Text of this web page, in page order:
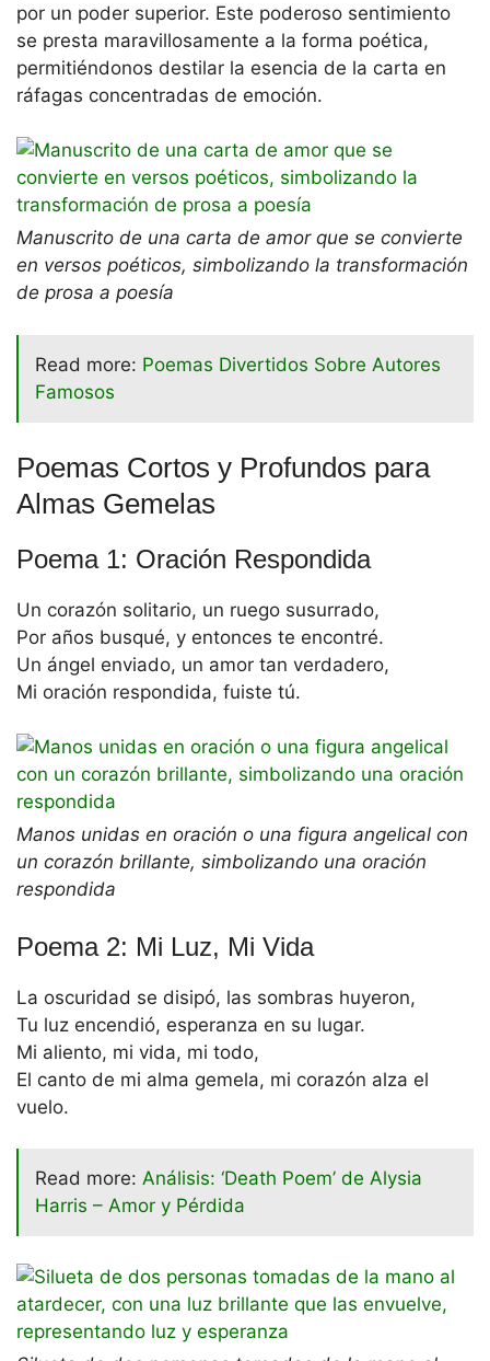
por un poder superior. Este poderoso sentimiento
se presta maravillosamente a la forma poética,
permitiéndonos destilar la esencia de la carta en
ráfagas concentradas de emoción.
Manuscrito de una carta de amor que se convierte
en versos poéticos, simbolizando la transformación
de prosa a poesía
Read more: Poemas Divertidos Sobre Autores
Famosos
Poemas Cortos y Profundos para
Almas Gemelas
Poema 1: Oración Respondida
Un corazón solitario, un ruego susurrado,
Por años busqué, y entonces te encontré.
Un ángel enviado, un amor tan verdadero,
Mi oración respondida, fuiste tú.
Manos unidas en oración o una figura angelical con
un corazón brillante, simbolizando una oración
respondida
Poema 2: Mi Luz, Mi Vida
La oscuridad se disipó, las sombras huyeron,
Tu luz encendió, esperanza en su lugar.
Mi aliento, mi vida, mi todo,
El canto de mi alma gemela, mi corazón alza el
vuelo.
Read more: Análisis: ‘Death Poem’ de Alysia
Harris – Amor y Pérdida